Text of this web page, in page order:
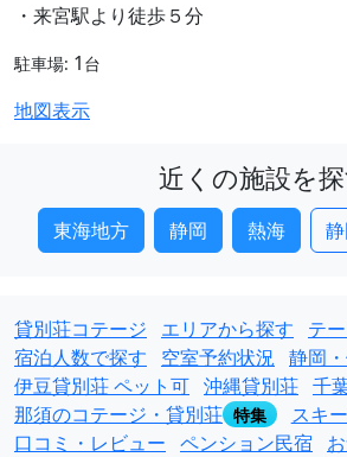
・来宮駅より徒歩５分
駐車場: 1 台
地図表示
近くの施設を
東海地方 静岡 熱海
貸別荘コテージ エリアから探す
テ
宿泊人数で探す
空室予約状況 静岡
伊豆貸別荘 ペット可 沖縄貸別荘 千
那須のコテージ・貸別荘 特集
スキ
口コミ・レビュー ペンション民宿